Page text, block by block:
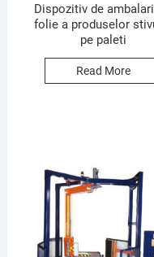
Dispozitiv de
folie a produselor
pe paleti
Read More